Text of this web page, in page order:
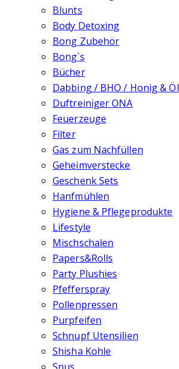
Blunts
Body Detoxing
Bong Zubehör
Bong`s
Bücher
Dabbing / BHO / Honig & Öl
Duftreiniger ONA
Feuerzeuge
Filter
Gas zum Nachfüllen
Geheimverstecke
Geschenk Sets
Hanfmühlen
Hygiene & Pflegeprodukte
Lifestyle
Mischschalen
Papers&Rolls
Party Plushies
Pfefferspray
Pollenpressen
Purpfeifen
Schnupf Utensilien
Shisha Kohle